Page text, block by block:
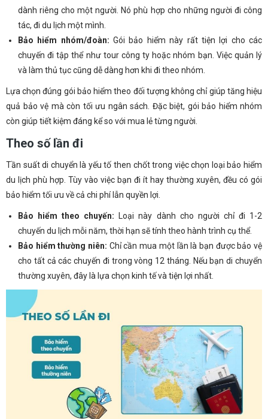
dành riêng cho một người. Nó phù hợp cho những người đi công
tác, đi du lịch một mình.
Bảo hiểm nhóm/đoàn:Gói bảo hiểm này rất tiện lợi cho các
chuyến đi tập thể như tour công ty hoặc nhóm bạn. Việc quản lý
và làm thủ tục cũng dễ dàng hơn khi đi theo nhóm.
Lựa chọn đúng gói bảo hiểm theo đối tượng không chỉ giúp tăng hiệu
quả bảo vệ mà còn tối ưu ngân sách. Đặc biệt, gói bảo hiểm nhóm
còn giúp tiết kiệm đáng kể so với mua lẻ từng người.
Theo số lần đi
Tần suất di chuyển là yếu tố then chốt trong việc chọn loại bảo hiểm
du lịch phù hợp. Tùy vào việc bạn đi ít hay thường xuyên, đều có gói
bảo hiểm tối ưu về cả chi phí lẫn quyền lợi.
Bảo hiểm theo chuyến:
Loại này dành cho người chỉ đi 1-2
chuyến du lịch mỗi năm, thời hạn sẽ tính theo hành trình cụ thể.
Bảo hiểm thường niên: Chỉ cần mua một lần là bạn được bảo vệ
cho tất cả các chuyến đi trong vòng 12 tháng. Nếu bạn di chuyển
thường xuyên, đây là lựa chọn kinh tế và tiện lợi nhất.